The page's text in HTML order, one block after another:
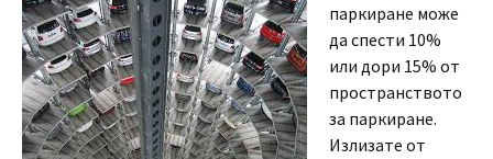
паркиране може
да спести 10%
или дори 15% от
пространството
за паркиране.
Излизате от